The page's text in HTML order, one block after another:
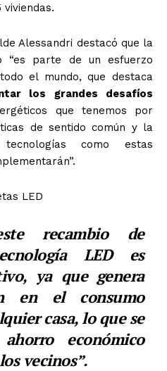
Alessandri destacó que la
“es parte de un esfuerzo
el mundo, que destaca
los grandes desafíos
que tenemos por
de sentido común y la
como estas
recambio de
LED es
ya que genera
en el consumo
casa, lo que se
económico
vecinos”.